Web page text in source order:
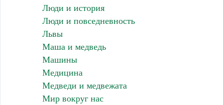
Люди и история
Люди и повседневность
Львы
Маша и медведь
Машины
Медицина
Медведи и медвежата
Мир вокруг нас